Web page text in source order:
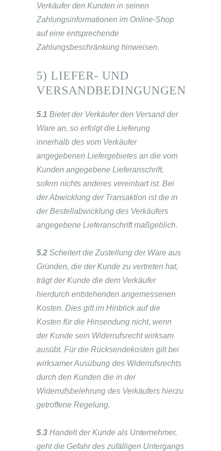
Verkäufer den Kunden in seinen
Zahlungsinformationen im Online-Shop
auf eine entsprechende
Zahlungsbeschränkung hinweisen.
5) LIEFER- UND
VERSANDBEDINGUNGEN
5.1 Bietet der Verkäufer den Versand der
Ware an, so erfolgt die Lieferung
innerhalb des vom Verkäufer
angegebenen Liefergebietes an die vom
Kunden angegebene Lieferanschrift,
sofern nichts anderes vereinbart ist. Bei
der Abwicklung der Transaktion ist die in
der Bestellabwicklung des Verkäufers
angegebene Lieferanschrift maßgeblich.
5.2 Scheitert die Zustellung der Ware aus
Gründen, die der Kunde zu vertreten hat,
trägt der Kunde die dem Verkäufer
hierdurch entstehenden angemessenen
Kosten. Dies gilt im Hinblick auf die
Kosten für die Hinsendung nicht, wenn
der Kunde sein Widerrufsrecht wirksam
ausübt. Für die Rücksendekosten gilt bei
wirksamer Ausübung des Widerrufsrechts
durch den Kunden die in der
Widerrufsbelehrung des Verkäufers hierzu
getroffene Regelung.
5.3 Handelt der Kunde als Unternehmer,
geht die Gefahr des zufälligen Untergangs